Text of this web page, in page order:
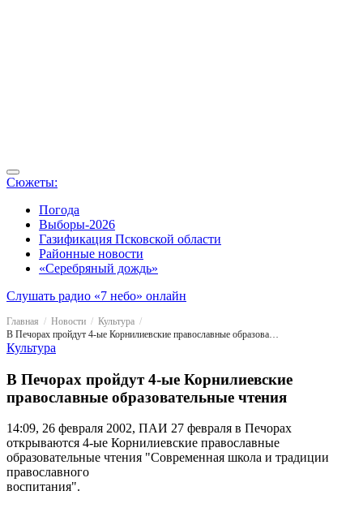
Сюжеты:
Погода
Выборы-2026
Газификация Псковской области
Районные новости
«Серебряный дождь»
Слушать радио «7 небо» онлайн
Главная Новости
Культура
В Печорах пройдут 4-ые Корнилиевские православные образовательные чтения
Культура
В Печорах пройдут 4-ые Корнилиевские
православные образовательные чтения
14:09, 26 февраля 2002, ПАИ 27 февраля в Печорах
открываются 4-ые Корнилиевские православные
образовательные чтения "Современная школа и традиции
православного
воспитания".